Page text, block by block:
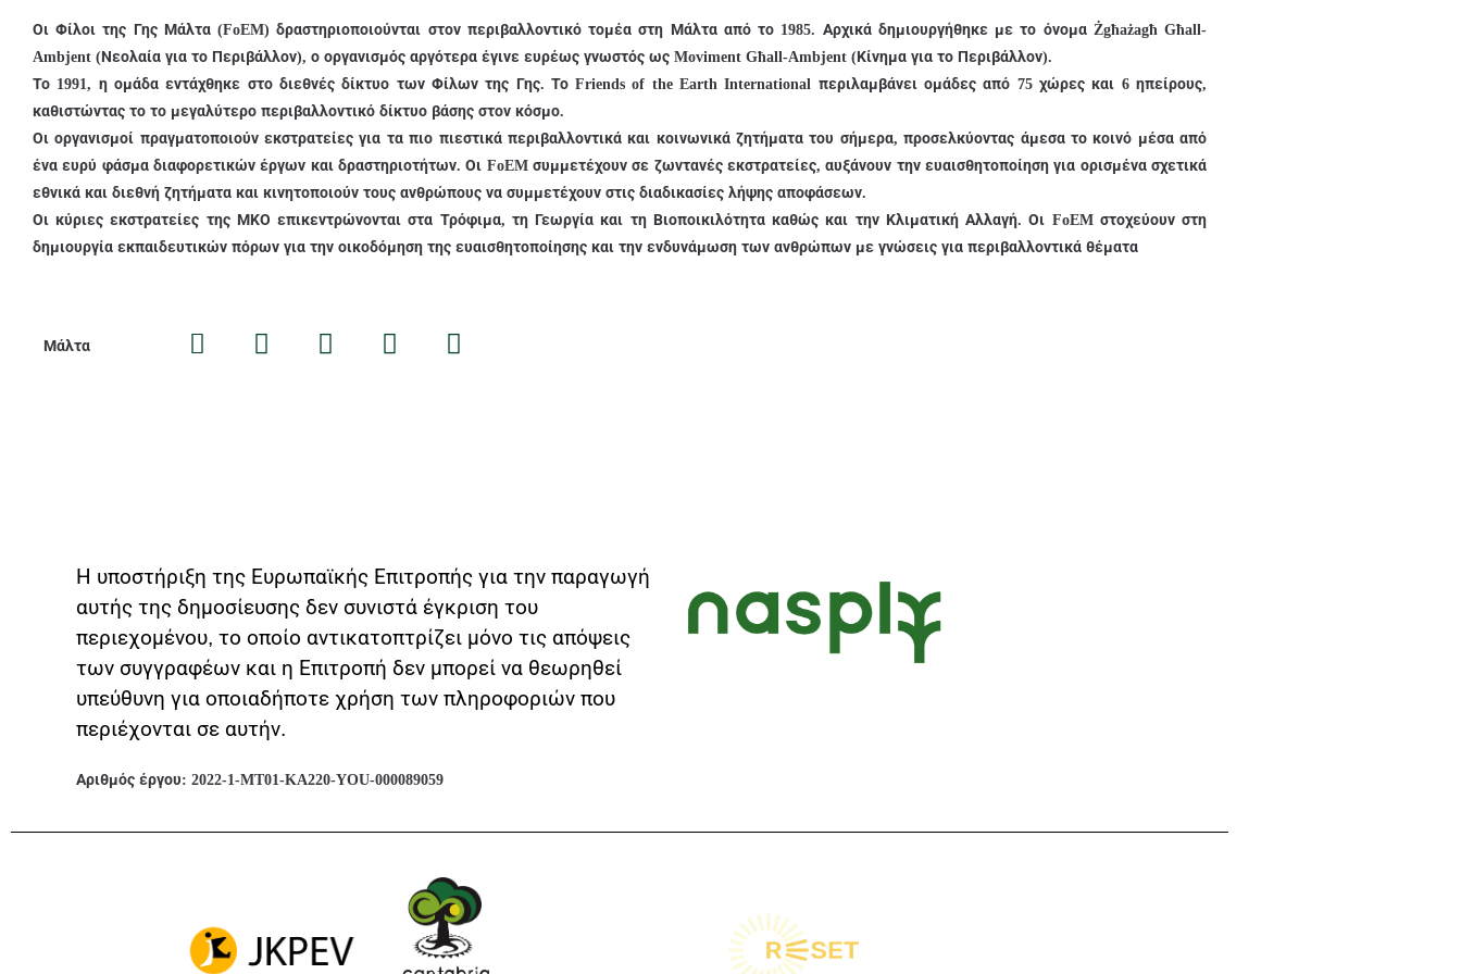
Οι Φίλοι της Γης Μάλτα (FoEM) δραστηριοποιούνται στον περιβαλλοντικό τομέα στη Μάλτα από το 1985. Αρχικά δημιουργήθηκε με το όνομα Żgħażagħ Għall-
Ambjent (Νεολαία για το Περιβάλλον), ο οργανισμός αργότερα έγινε ευρέως γνωστός ως Moviment Għall-Ambjent (Κίνημα για το Περιβάλλον).
Το 1991, η ομάδα εντάχθηκε στο διεθνές δίκτυο των Φίλων της Γης. Το Friends of the Earth International περιλαμβάνει ομάδες από 75 χώρες και 6 ηπείρους,
καθιστώντας το το μεγαλύτερο περιβαλλοντικό δίκτυο βάσης στον κόσμο.
Οι οργανισμοί πραγματοποιούν εκστρατείες για τα πιο πιεστικά περιβαλλοντικά και κοινωνικά ζητήματα του σήμερα, προσελκύοντας άμεσα το κοινό μέσα από
ένα ευρύ φάσμα διαφορετικών έργων και δραστηριοτήτων. Οι FoEM συμμετέχουν σε ζωντανές εκστρατείες, αυξάνουν την ευαισθητοποίηση για ορισμένα σχετικά
εθνικά και διεθνή ζητήματα και κινητοποιούν τους ανθρώπους να συμμετέχουν στις διαδικασίες λήψης αποφάσεων.
Οι κύριες εκστρατείες της ΜΚΟ επικεντρώνονται στα Τρόφιμα, τη Γεωργία και τη Βιοποικιλότητα καθώς και την Κλιματική Αλλαγή. Οι FoEM στοχεύουν στη
δημιουργία εκπαιδευτικών πόρων για την οικοδόμηση της ευαισθητοποίησης και την ενδυνάμωση των ανθρώπων με γνώσεις για περιβαλλοντικά θέματα
Μάλτα
Η υποστήριξη της Ευρωπαϊκής Επιτροπής για την παραγωγή
αυτής της δημοσίευσης δεν συνιστά έγκριση του
περιεχομένου, το οποίο αντικατοπτρίζει μόνο τις απόψεις
των συγγραφέων και η Επιτροπή δεν μπορεί να θεωρηθεί
υπεύθυνη για οποιαδήποτε χρήση των πληροφοριών που
περιέχονται σε αυτήν.
Αριθμός έργου: 2022-1-MT01-KA220-YOU-000089059